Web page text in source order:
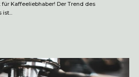
Kaffeeliebhaber! Der Trend des
ist...